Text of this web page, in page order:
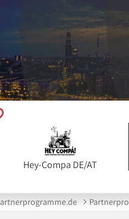
Hey-Compa DE/AT